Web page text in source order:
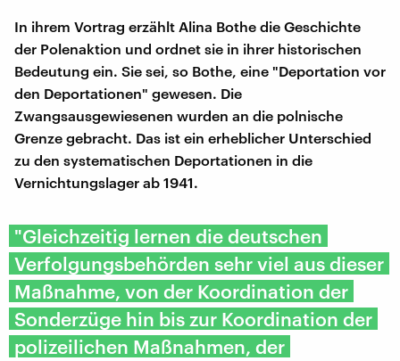
In ihrem Vortrag erzählt Alina Bothe die Geschichte
der Polenaktion und ordnet sie in ihrer historischen
Bedeutung ein. Sie sei, so Bothe, eine "Deportation vor
den Deportationen" gewesen. Die
Zwangsausgewiesenen wurden an die polnische
Grenze gebracht. Das ist ein erheblicher Unterschied
zu den systematischen Deportationen in die
Vernichtungslager ab 1941.
"Gleichzeitig lernen die deutschen
Verfolgungsbehörden sehr viel aus dieser
Maßnahme, von der Koordination der
Sonderzüge hin bis zur Koordination der
polizeilichen Maßnahmen, der